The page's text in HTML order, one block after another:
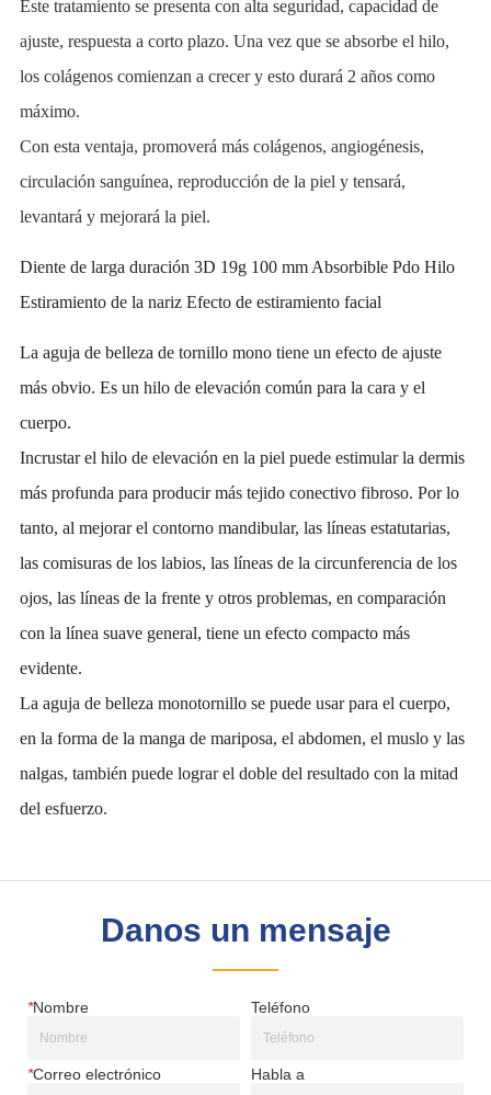
Danos un mensaje
*Nombre Teléfono
*Correo electrónico Habla a